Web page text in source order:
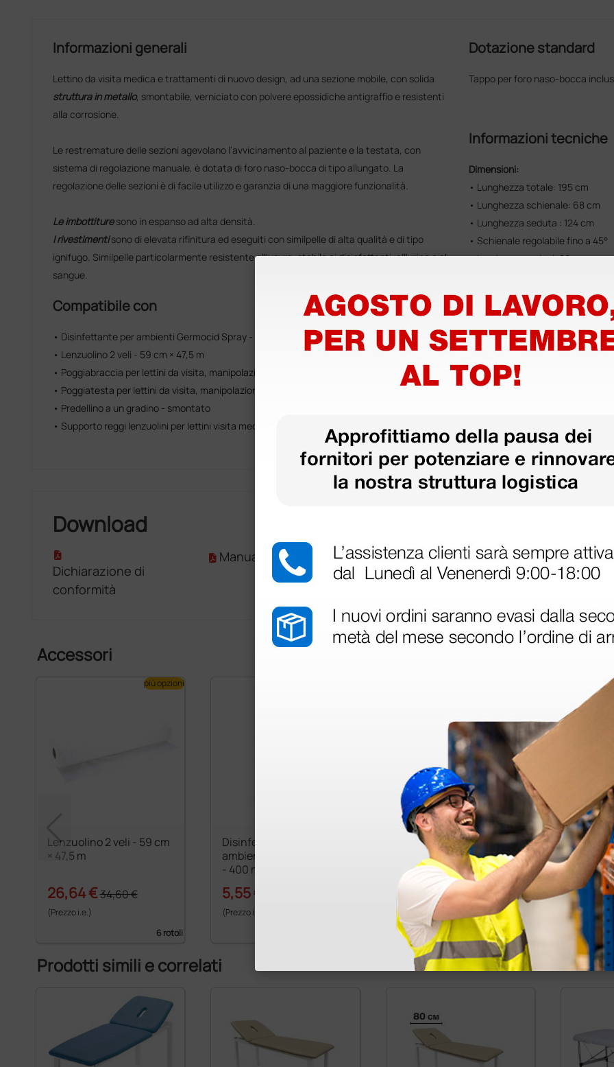
Informazioni generali
Lettino da visita medica e trattamenti di nuovo design, ad una sezione mobile, con solida
struttura in metallo, smontabile, verniciato con polvere epossidiche antigraffio e resistenti
alla corrosione.
Le restremature delle sezioni agevolano l'avvicinamento al paziente e la testata, con
sistema di regolazione manuale, è dotata di foro naso-bocca di tipo allungato. La
regolazione delle sezioni è di facile utilizzo e garanzia di una maggiore funzionalità.
Le imbottituresono in espanso ad alta densità.
I rivestimentisono di elevata rifinitura ed eseguiti con similpelle di alta qualità e di tipo
ignifugo. Similpelle particolarmente resistente all'usura, stabile ai disinfettanti, all'urina e al
sangue.
Compatibile con
• Disinfettante per ambienti Germocid Spray - 400 ml
• Lenzuolino 2 veli - 59 cm × 47,5 m
• Poggiabraccia per lettini da visita, manipolazioni e trattamenti
• Poggiatesta per lettini da visita, manipolazioni e trattamenti
• Predellino a un gradino - smontato
• Supporto reggi lenzuolini per lettini visita medica, trattamenti e manipolazioni
Dotazione standard
Tappo per foro naso-bocca
Informazioni tecniche
Dimensioni:
• Lunghezza totale: 195 cm
• Lunghezza schienale: 68 cm
• Lunghezza seduta : 124 cm
• Schienale regolabile fino a 45°
• Larghezza sezioni: 80 cm
Download
Dichiarazione di
conformità
Manuale D'Uso
Accessori
Lenzuolino 2 veli - 59 cm
× 47,5 m
26,64 €34,60 €
(Prezzo i.e.)
6 rotoli
più opzioni
Disinfettante per
ambienti Germocid Spray
- 400 ml
5,55 €
(Prezzo i.e.)
Predellino a un gradino -
smontato
45,05 €53,00 €
(Prezzo i.e.)
1 pz.
per
83,00
(Prezzo
Prodotti simili e correlati